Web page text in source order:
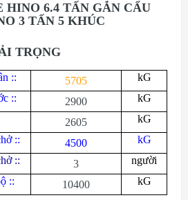
HINO 6.4 TẤN GẮN CẨU
3 TẤN 5 KHÚC
TRỌNG
:: 5705
kG
::
2900
kG
2605
kG
::
4500
kG
::
3
người
::
10400 kG